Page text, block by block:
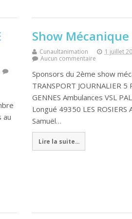
au
Show Mécanique
Cunaultanimation 1 juillet
Aucun commentaire
Sponsors du 2ème show
TRANSPORT JOURNALIER
GENNES Ambulances VSL
Longué 49350 LES ROSIERS
Samuël…
Lire la suite...